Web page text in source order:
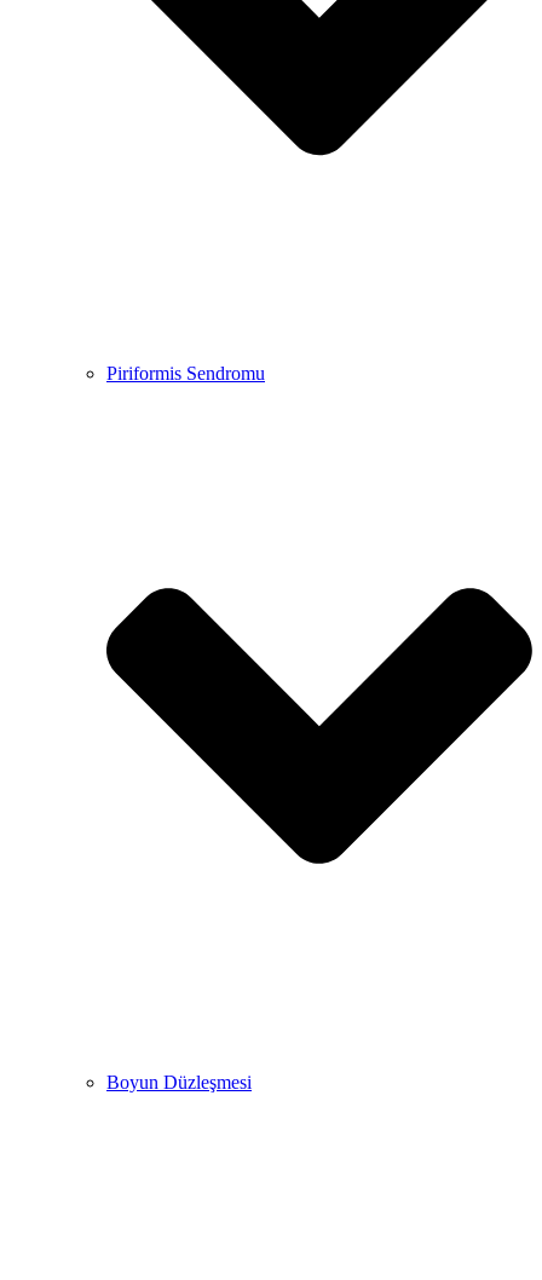
Piriformis Sendromu
Boyun Düzleşmesi